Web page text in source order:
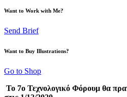
Want to Work with Me?
Send Brief
Want to Buy Illustrations?
Go to Shop
Το 7ο Τεχνολογικό Φόρουμ θα